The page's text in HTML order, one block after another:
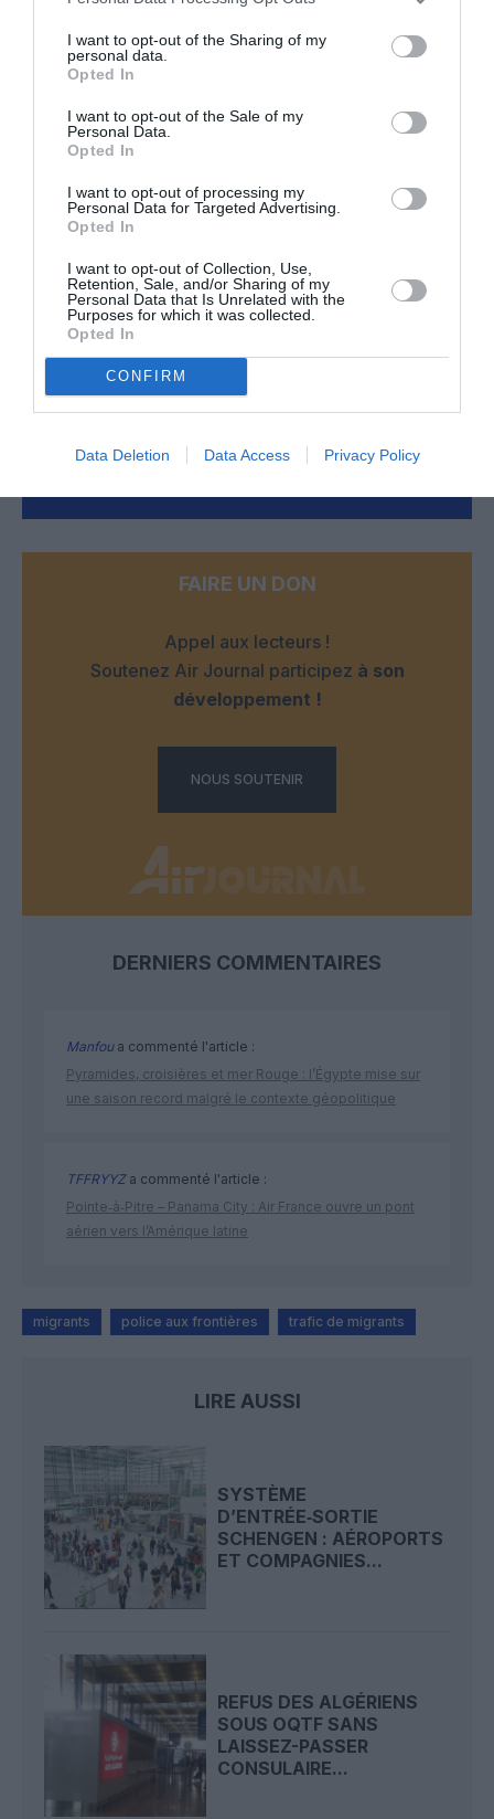
I want to opt-out of the Sharing of my
personal data.
Opted In
I want to opt-out of the Sale of my
Personal Data.
Opted In
I want to opt-out of processing my
Personal Data for Targeted Advertising.
Opted In
I want to opt-out of Collection, Use,
Retention, Sale, and/or Sharing of my
Personal Data that Is Unrelated with the
Purposes for which it was collected.
Opted In
CONFIRM
Data Deletion Data Access Privacy Policy
? C’est pour un ami…
Nom
Ben voyons ….
parfaitement connues par les candidats à
l’immigration. Certaines ont pignon sur rue
dans divers pays.
RÉPONDRE
FAIRE UN DON
Appel aux lecteurs !
Soutenez Air Journal participez à son
développement !
NOUS SOUTENIR
DERNIERS COMMENTAIRES
Manfoua commenté l'article :
Pyramides, croisières et mer Rouge : l’Égypte mise sur
une saison record malgré le contexte géopolitique
TFFRYYZa commenté l'article :
Pointe‑à‑Pitre – Panama City : Air France ouvre un pont
aérien vers l’Amérique latine
migrants police aux frontières trafic de migrants
LIRE AUSSI
SYSTÈME
D’ENTRÉE‑SORTIE
SCHENGEN : AÉROPORTS
ET COMPAGNIES...
REFUS DES ALGÉRIENS
SOUS OQTF SANS
LAISSEZ-PASSER
CONSULAIRE...